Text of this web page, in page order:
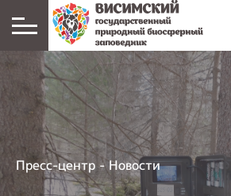
Пресс-центр -Новости